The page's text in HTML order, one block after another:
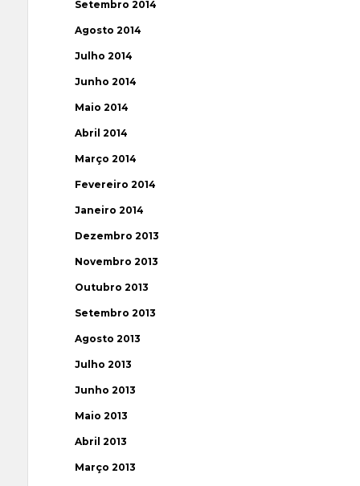
Setembro 2014
Agosto 2014
Julho 2014
Junho 2014
Maio 2014
Abril 2014
Março 2014
Fevereiro 2014
Janeiro 2014
Dezembro 2013
Novembro 2013
Outubro 2013
Setembro 2013
Agosto 2013
Julho 2013
Junho 2013
Maio 2013
Abril 2013
Março 2013